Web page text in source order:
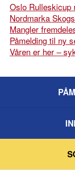
Oslo Rulleskicup
Nordmarka
Mangler
Påmelding til ny
Våren er her –